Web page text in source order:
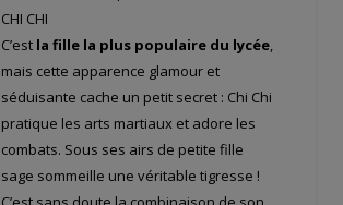
CHI CHI
C’est la fille la plus populaire du lycée,
mais cette apparence glamour et
séduisante cache un petit secret : Chi Chi
pratique les arts martiaux et adore les
combats. Sous ses airs de petite fille
sage sommeille une véritable tigresse !